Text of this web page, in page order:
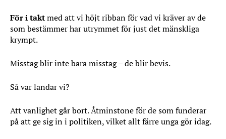
För i taktmed att vi höjt ribban för vad vi kräver av de
som bestämmer har utrymmet för just det mänskliga
krympt.
Misstag blir inte bara misstag – de blir bevis.
Så var landar vi?
Att vanlighet går bort. Åtminstone för de som funderar
på att ge sig in i politiken, vilket allt färre unga gör idag.